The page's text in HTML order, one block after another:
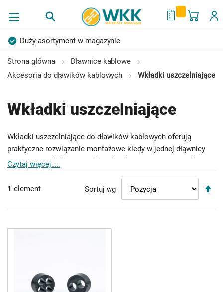
Mój
My Quote
Duży asortyment w magazynie
Produkty wysokiej jakości
Konkurencyjne ceny
Szybka dostawa
Indywidualni doradcy
Możliwość własnego etykietowania
Strona główna
Dławnice kablowe
Akcesoria do dławików kablowych
Wkładki uszczelniające
Wkładki uszczelniające
Wkładki uszczelniające do dławików kablowych oferują
praktyczne rozwiązanie montażowe kiedy w jednej dłąwnicy
umieszczamy kilka oddzielnych kabli. W ten sposób unika sie
otwartych przestrzeni i dostosowuje zakres dławienia. WKK
dostarcza metryczne wkłady uszczelniającepasujące do
dłąwików metryczny w rozmiarach od M12 do M40. Jakość
wkładek uszczelniających potwierdza niemiecka markaJacob.
Czytaj więcej…..
1 element Sortuj wg